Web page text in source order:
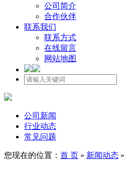
公司简介
合作伙伴
联系我们
联系方式
在线留言
网站地图
公司新闻
行业动态
常见问题
您现在的位置： 首 页 » 新闻动态 »